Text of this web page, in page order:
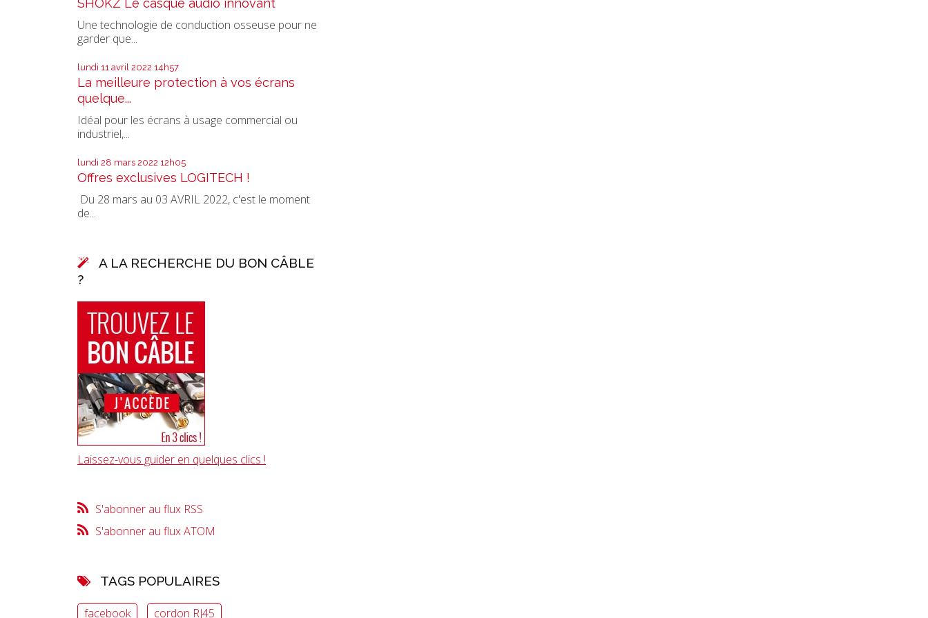
Une technologie de conduction osseuse pour ne
garder que...
lundi 11 avril 2022 14h57
La meilleure protection à vos écrans
quelque...
Idéal pour les écrans à usage commercial ou
industriel,...
lundi 28 mars 2022 12h05
Offres exclusives LOGITECH !
Du 28 mars au 03 AVRIL 2022, c'est le moment
de...
A LA RECHERCHE DU BON CÂBLE
?
Laissez-vous guider en quelques clics !
S'abonner au flux RSS
S'abonner au flux ATOM
TAGS POPULAIRES
facebook
cordon RJ45